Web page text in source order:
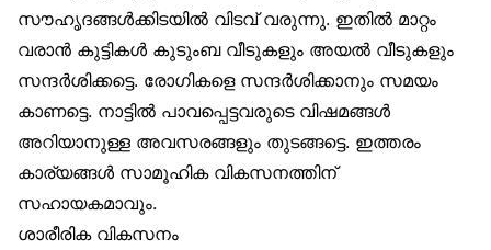
സൗഹൃദങ്ങള്‍ക്കിടയില്‍ വിടവ് വരുന്നു. ഇതില്‍ മാറ്റം
വരാന്‍ കുട്ടികള്‍ കുടുംബ വീടുകളും അയല്‍ വീടുകളും
സന്ദര്‍ശിക്കട്ടെ. രോഗികളെ സന്ദര്‍ശിക്കാനും സമയം
കാണട്ടെ. നാട്ടില്‍ പാവപ്പെട്ടവരുടെ വിഷമങ്ങള്‍
അറിയാനുള്ള അവസരങ്ങളും തുടങ്ങട്ടെ. ഇത്തരം
കാര്യങ്ങള്‍ സാമൂഹിക വികസനത്തിന്
സഹായകമാവും.
ശാരീരിക വികസനം